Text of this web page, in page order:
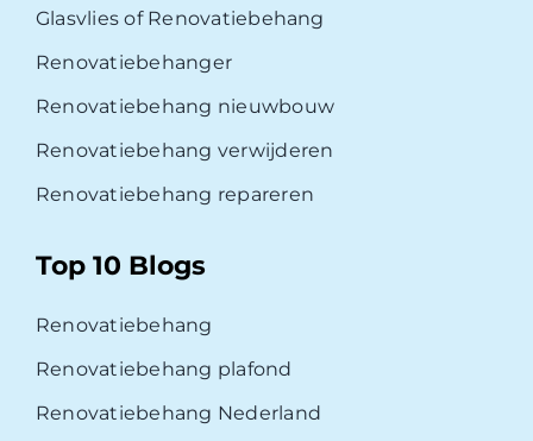
Glasvlies of Renovatiebehang
Renovatiebehanger
Renovatiebehang nieuwbouw
Renovatiebehang verwijderen
Renovatiebehang repareren
Top 10 Blogs
Renovatiebehang
Renovatiebehang plafond
Renovatiebehang Nederland